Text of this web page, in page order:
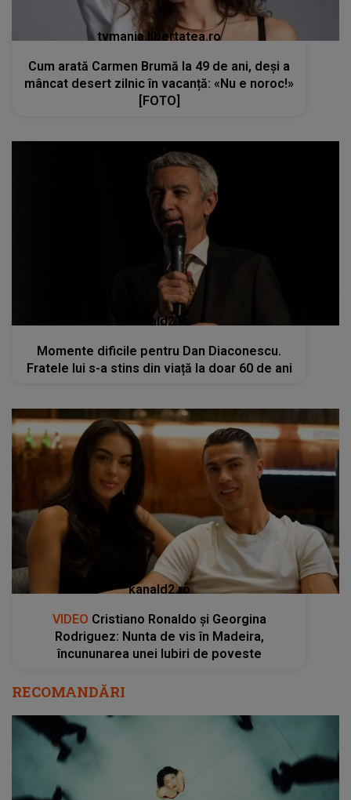
tvmania.libertatea.ro
Cum arată Carmen Brumă la 49 de ani, deși a
mâncat desert zilnic în vacanță: «Nu e noroc!»
[FOTO]
kanald2.ro
Momente dificile pentru Dan Diaconescu.
Fratele lui s-a stins din viață la doar 60 de ani
kanald2.ro
VIDEO Cristiano Ronaldo și Georgina
Rodriguez: Nunta de vis în Madeira,
încununarea unei Iubiri de poveste
RECOMANDĂRI